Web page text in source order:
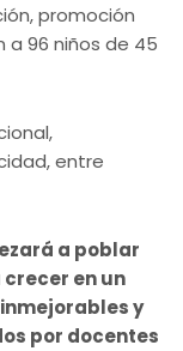
promoción
a 96 niños de 45
entre
a poblar
crecer en un
y
por docentes